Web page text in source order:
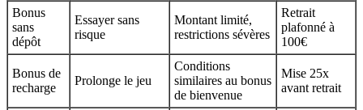
Bonus
sans
dépôt
Essayer sans
risque
Montant limité,
restrictions sévères
Retrait
plafonné à
100€
Bonus de
recharge
Prolonge le jeu
Conditions
similaires au bonus
de bienvenue
Mise 25x
avant retrait